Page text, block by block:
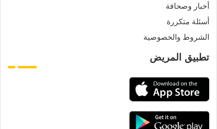
أخبار وصحافة
أسئلة متكررة
الشروط والخصوصية
تطبيق المريض